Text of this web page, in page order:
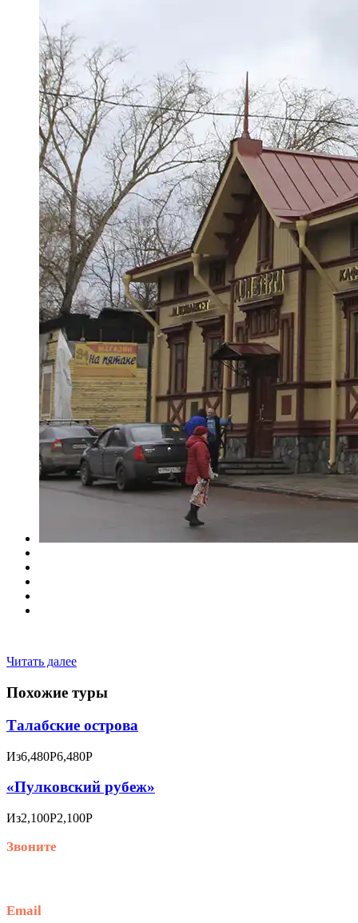
Читать далее
Похожие туры
Талабские острова
Из6,480Р6,480Р
«Пулковский рубеж»
Из2,100Р2,100Р
Звоните
Email